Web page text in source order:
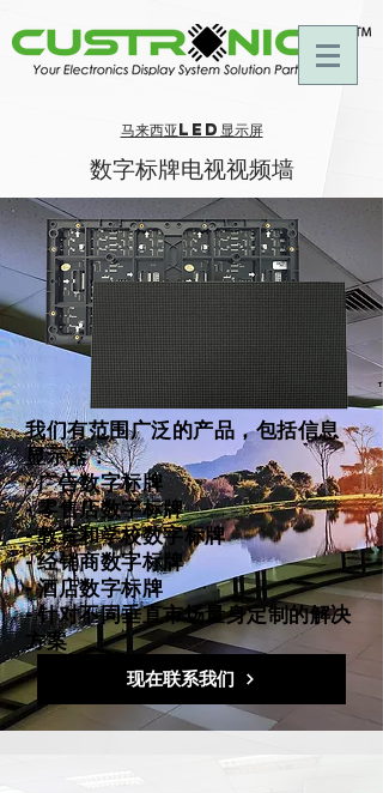
马来西亚LED显示屏
数字标牌电视视频墙
我们有范围广泛的产品，包括信息
显示器：
- 广告数字标牌
- 零售店数字标牌
- 教育和学校数字标牌
- 经销商数字标牌
- 酒店数字标牌
- 针对不同垂直市场量身定制的解决
方案
现在联系我们